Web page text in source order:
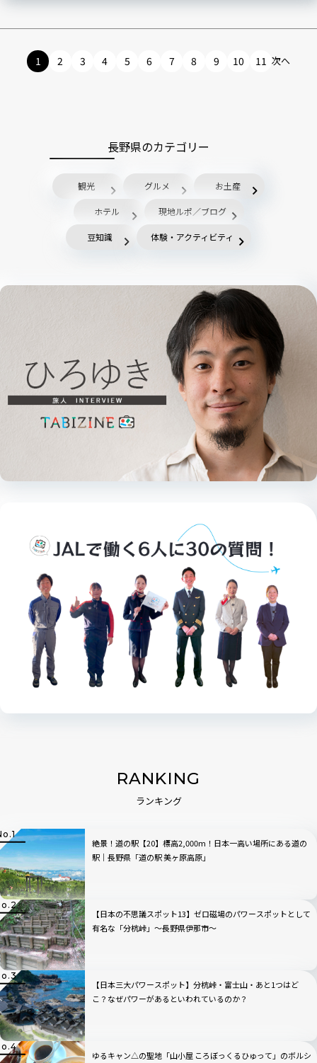
1 2 3 4 5 6 7 8 9 10 11 次へ
長野県のカテゴリー
観光 グルメ お土産
ホテル 現地ルポ／ブログ
豆知識 体験・アクティビティ
RANKING
ランキング
絶景！道の駅【20】標高2,000m！日本一高い場所にある道の
駅｜長野県「道の駅 美ヶ原高原」
【日本の不思議スポット13】ゼロ磁場のパワースポットとして
有名な「分杭峠」〜長野県伊那市〜
【日本三大パワースポット】分杭峠・富士山・あと1つはど
こ？なぜパワーがあるといわれているのか？
ゆるキャン△の聖地「山小屋 ころぼっくるひゅって」のボルシ